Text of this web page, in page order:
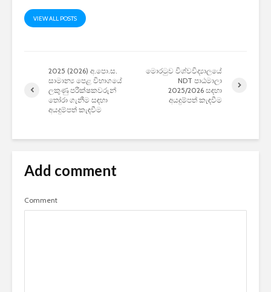
VIEW ALL POSTS
2025 (2026) අ.පො.ස.
සාමාන්‍ය පෙළ විභාගයේ
ලකුණු පරීක්ෂකවරුන්
තෝරා ගැනීම සඳහා
අයදුම්පත් කැඳවීම
මොරටුව විශ්වවිද්‍යාලයේ
NDT පාඨමාලා
2025/2026 සඳහා
අයදුම්පත් කැඳවීම
Add comment
Comment